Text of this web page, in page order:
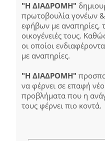
"Η ΔΙΑΔΡΟΜΗ"
πρωτοβουλία γονέων
εφήβων με αναπηρίες,
οικογένειές τους.
οι οποίοι
με αναπηρίες.
"Η ΔΙΑΔΡΟΜΗ"
να φέρνει σε επαφή
προβλήματα που η
τους φέρνει πιο κοντά.